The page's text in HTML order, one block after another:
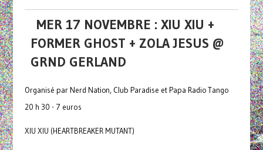
MER 17 NOVEMBRE : XIU XIU +
FORMER GHOST + ZOLA JESUS @
GRND GERLAND
Organisé par Nerd Nation, Club Paradise et Papa Radio Tango
20 h 30 - 7 euros
XIU XIU (HEARTBREAKER MUTANT)